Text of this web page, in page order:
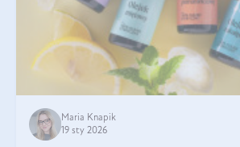
Maria Knapik
19 sty 2026